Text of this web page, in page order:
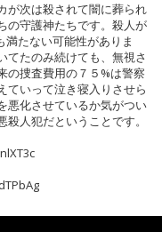
が次は殺されて闇に葬られ
の守護神たちです。殺人が
たない可能性がありま
てたのみ続けても、無視さ
の捜査費用の７５%は警察
ていって泣き寝入りさせら
悪化させているか気がつい
人犯だということです。